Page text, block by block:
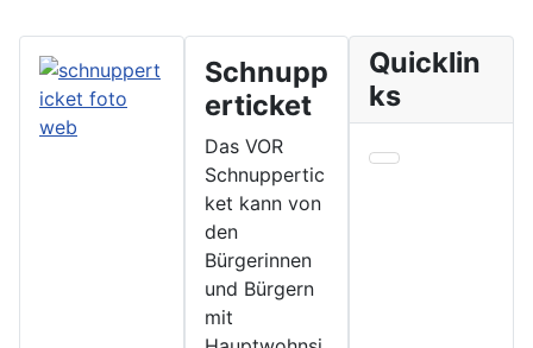
Schnupp
erticket
Das VOR
Schnuppertic
ket kann von
den
Bürgerinnen
und Bürgern
mit
Quicklin
ks